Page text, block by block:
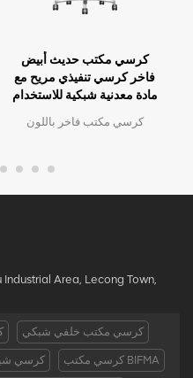
كرسي مكتب حديث أبيض
فاخر كرسي تنفيذي مريح مع
مادة معدنية شبكية للاستخدام
كرسي مكتب فاخر باللون
Area, Lecong Town,
كرسي مكتب خلفي شبكي
كرسي كرسي مكتب BIFMA